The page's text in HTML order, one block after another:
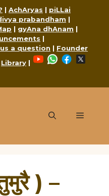
| AchAryas | piLLai
prabandham |
| gyAna dhAnam |
|
a question | Founder
Library |
YouTubeWhatsApp
Facebook
Menu
) –